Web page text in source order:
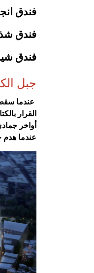
فندق
فندق
فندق
جبل
عندما
القرار
عندما هدم